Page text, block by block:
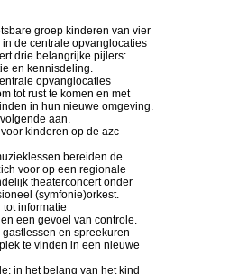
groep kinderen van vier
de centrale opvanglocaties
drie belangrijke pijlers:
en kennisdeling.
opvanglocaties
tot rust te komen en met
in hun nieuwe omgeving.
aan.
kinderen op de azc-
bereiden de
voor op een regionale
theaterconcert onder
(symfonie)orkest.
informatie
een gevoel van controle.
en spreekuren
te vinden in een nieuwe
in het belang van het kind